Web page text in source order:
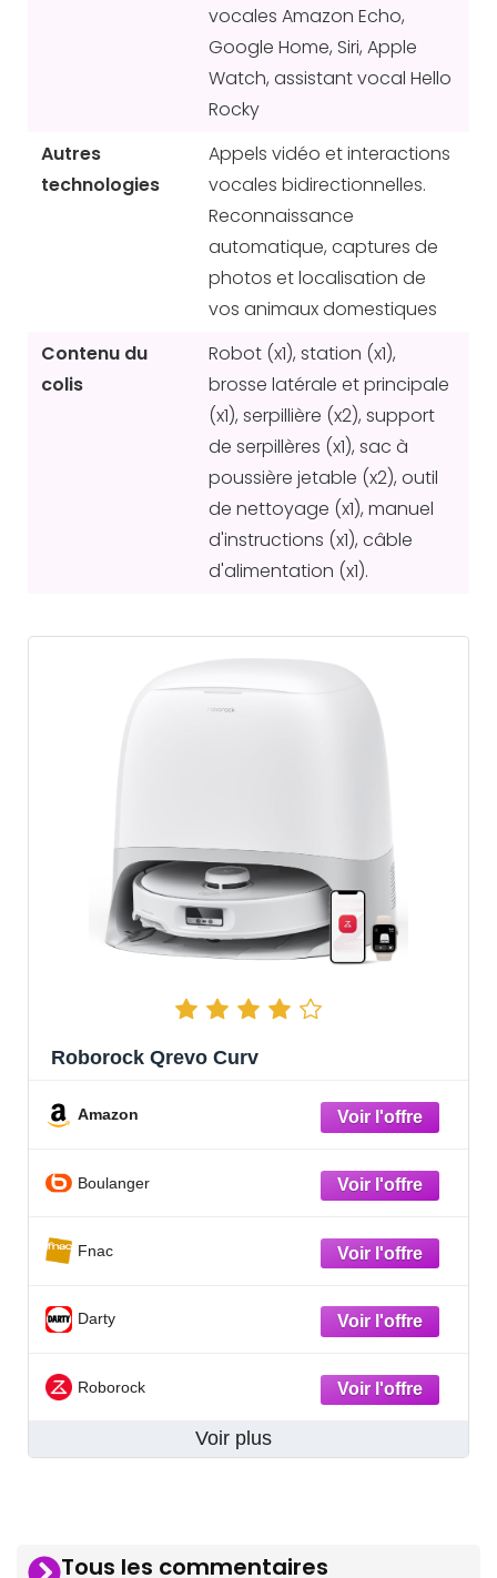
vocales Amazon Echo,
Google Home, Siri, Apple
Watch, assistant vocal Hello
Rocky
Autres
technologies
Appels vidéo et interactions
vocales bidirectionnelles.
Reconnaissance
automatique, captures de
photos et localisation de
vos animaux domestiques
Contenu du
colis
Robot (x1), station (x1),
brosse latérale et principale
(x1), serpillière (x2), support
de serpillères (x1), sac à
poussière jetable (x2), outil
de nettoyage (x1), manuel
d'instructions (x1), câble
d'alimentation (x1).
Roborock Qrevo Curv
Amazon
Boulanger
Fnac
Darty
Roborock
Voir plus
Tous les commentaires